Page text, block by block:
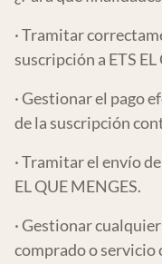
· Tramitar
suscripción a ETS EL
· Gestionar el pago
de la suscripción
· Tramitar el envío
EL QUE MENGES.
· Gestionar
comprado o servicio